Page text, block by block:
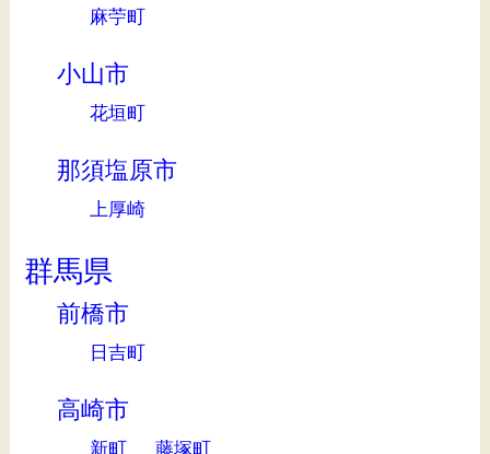
麻苧町
小山市
花垣町
那須塩原市
上厚崎
群馬県
前橋市
日吉町
高崎市
新町 藤塚町